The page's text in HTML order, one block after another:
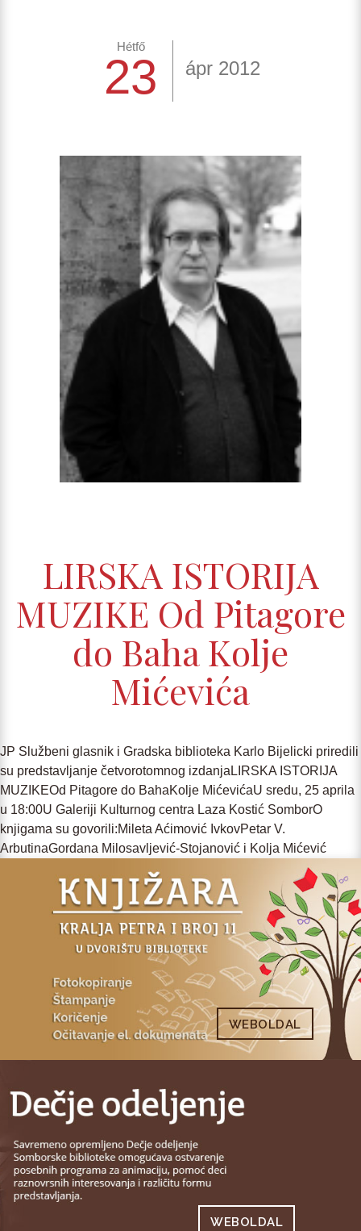
Hétfő
23 ápr 2012
LIRSKA ISTORIJA
MUZIKE Od Pitagore
do Baha Kolje
Mićevića
JP Službeni glasnik i Gradska biblioteka Karlo Bijelicki priredili
su predstavljanje četvorotomnog izdanjaLIRSKA ISTORIJA
MUZIKEOd Pitagore do BahaKolje MićevićaU sredu, 25 aprila
u 18:00U Galeriji Kulturnog centra Laza Kostić SomborO
knjigama su govorili:Mileta Aćimović IvkovPetar V.
ArbutinaGordana Milosavljević-Stojanović i Kolja Mićević
WEBOLDAL
WEBOLDAL